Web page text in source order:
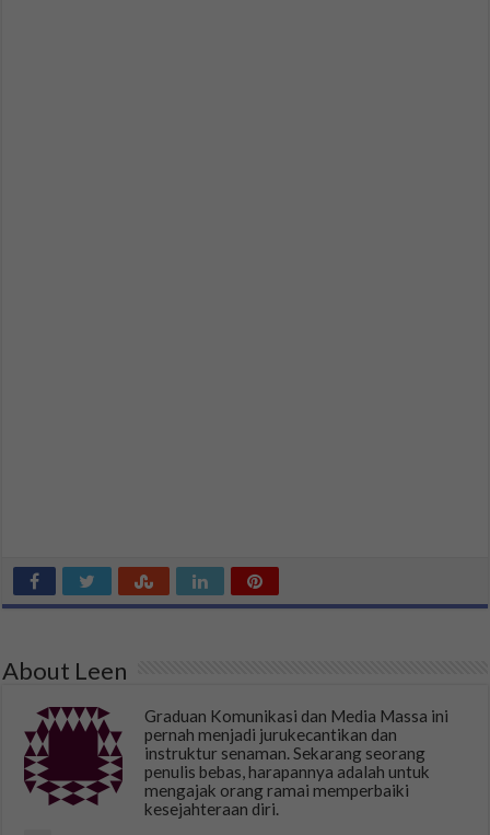
About Leen
Graduan Komunikasi dan Media Massa ini
pernah menjadi jurukecantikan dan
instruktur senaman. Sekarang seorang
penulis bebas, harapannya adalah untuk
mengajak orang ramai memperbaiki
kesejahteraan diri.